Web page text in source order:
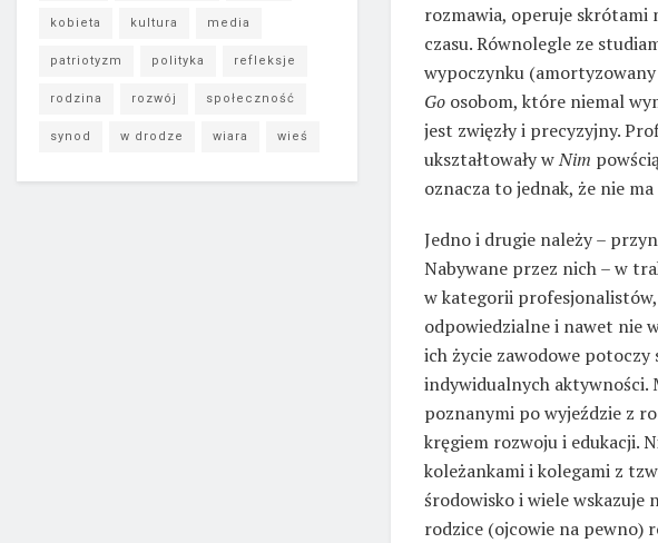
rozmawia, operuje skrótami
czasu. Równolegle ze
wypoczynku
Go osobom, które niemal
jest zwięzły i precyzyjny.
ukształtowały wNim
oznacza to jednak, że nie
Jedno i drugie należy –
Nabywane przez nich – w
w kategorii
odpowiedzialne i nawet nie
ich życie zawodowe potoczy
indywidualnych aktywności.
poznanymi po wyjeździe z
kręgiem rozwoju i edukacji.
koleżankami i kolegami z
środowisko i wiele wskazuje
rodzice (ojcowie na pewno)
kobieta kultura media
patriotyzm polityka refleksje
rodzina rozwój społeczność
synod w drodze wiara wieś